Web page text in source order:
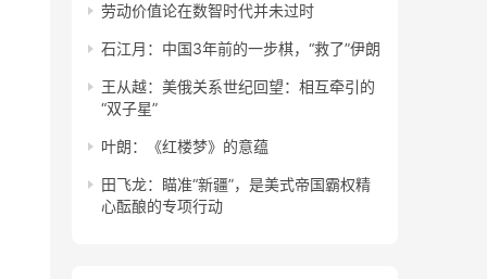
劳动价值论在数智时代并未过时
石江月：中国3年前的一步棋，“救了”伊朗
王从越：美俄关系世纪回望：相互牵引的
“双子星”
叶朗：《红楼梦》的意蕴
田飞龙：瞄准“新疆”，是美式帝国霸权精
心酝酿的专项行动